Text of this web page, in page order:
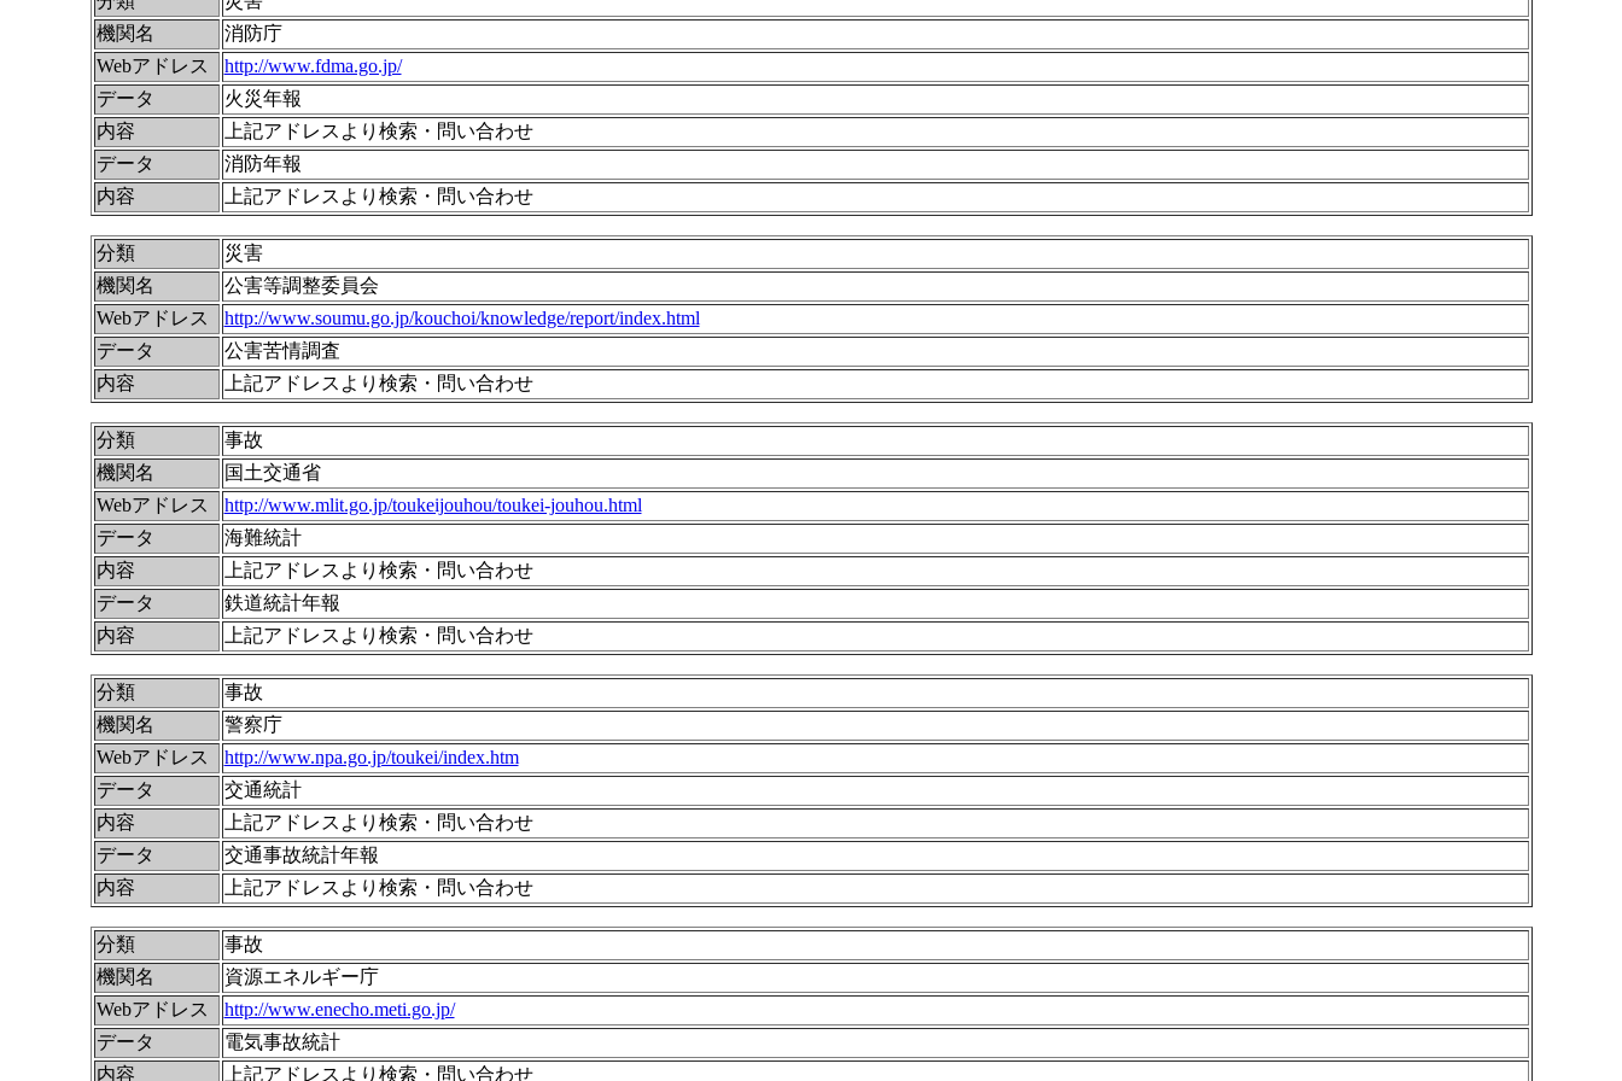
機関名
消防庁
Webアドレス
http://www.fdma.go.jp/
データ
火災年報
内容
上記アドレスより検索・問い合わせ
データ
消防年報
内容
上記アドレスより検索・問い合わせ
分類
災害
機関名
公害等調整委員会
Webアドレス
http://www.soumu.go.jp/kouchoi/knowledge/report/index.html
データ
公害苦情調査
内容
上記アドレスより検索・問い合わせ
分類
事故
機関名
国土交通省
Webアドレス
http://www.mlit.go.jp/toukeijouhou/toukei-jouhou.html
データ
海難統計
内容
上記アドレスより検索・問い合わせ
データ
鉄道統計年報
内容
上記アドレスより検索・問い合わせ
分類
事故
機関名
警察庁
Webアドレス
http://www.npa.go.jp/toukei/index.htm
データ
交通統計
内容
上記アドレスより検索・問い合わせ
データ
交通事故統計年報
内容
上記アドレスより検索・問い合わせ
分類
事故
機関名
資源エネルギー庁
Webアドレス
http://www.enecho.meti.go.jp/
データ
電気事故統計
内容
上記アドレスより検索・問い合わせ